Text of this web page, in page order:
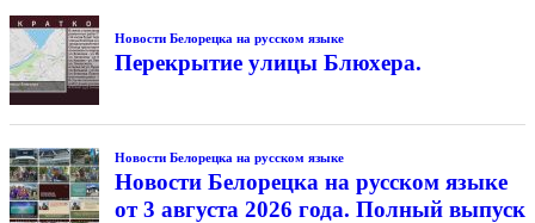
Новости Белорецка на русском языке
Перекрытие улицы Блюхера.
Новости Белорецка на русском языке
Новости Белорецка на русском языке
от 3 августа 2026 года. Полный выпуск